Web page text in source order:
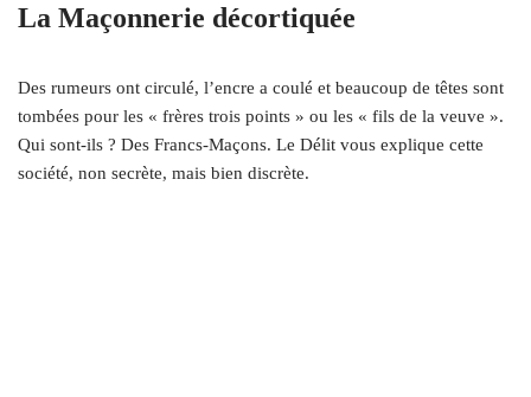
La Maçonnerie décortiquée
Des rumeurs ont circulé, l’encre a coulé et beaucoup de têtes sont
tombées pour les « frères trois points » ou les « fils de la veuve ».
Qui sont-ils ? Des Francs-Maçons. Le Délit vous explique cette
société, non secrète, mais bien discrète.